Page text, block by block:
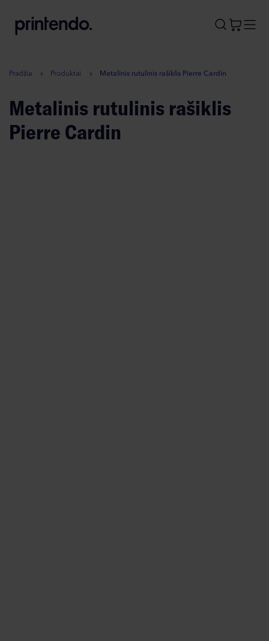
A
Pradžia Produktai Metalinis rutulinis rašiklis Pierre Cardin
Metalinis rutulinis rašiklis
Pierre Cardin